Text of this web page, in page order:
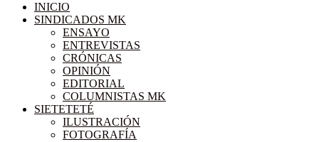
INICIO
SINDICADOS MK
ENSAYO
ENTREVISTAS
CRÓNICAS
OPINIÓN
EDITORIAL
COLUMNISTAS MK
SIETETETÉ
ILUSTRACIÓN
FOTOGRAFÍA